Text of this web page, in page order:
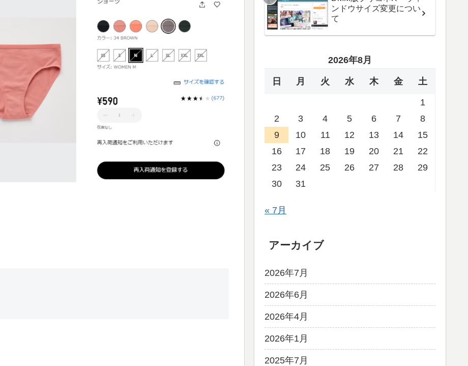
ンドウサイズ変更につい
て
2026年8月
日 月 火 水 木 金 土
1
2
3 4 5 6 7
8
9
10 11 12 13 14
15
16
17 18 19 20 21
22
23
24 25 26 27 28
29
30
31
« 7月
アーカイブ
2026年7月
2026年6月
2026年4月
2026年1月
2025年7月